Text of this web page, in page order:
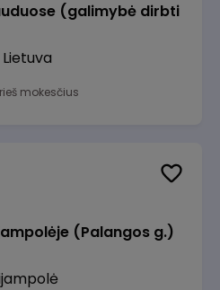
(galimybė dirbti
mokesčius
(Palangos g.)